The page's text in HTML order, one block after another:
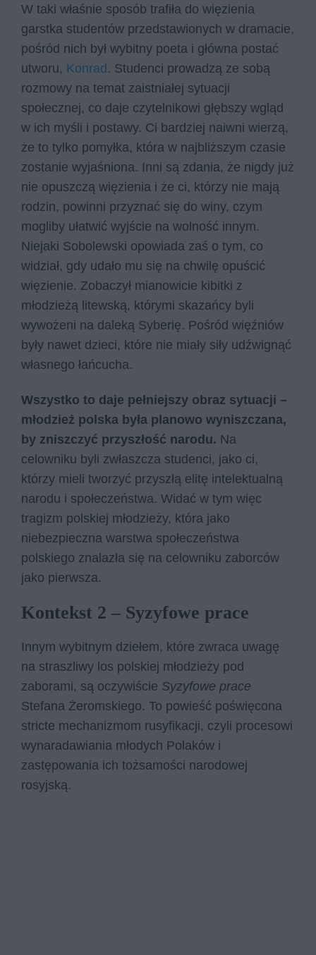
W taki właśnie sposób trafiła do więzienia
garstka studentów przedstawionych w dramacie,
pośród nich był wybitny poeta i główna postać
utworu, Konrad . Studenci prowadzą ze sobą
rozmowy na temat zaistniałej sytuacji
społecznej, co daje czytelnikowi głębszy wgląd
w ich myśli i postawy. Ci bardziej naiwni wierzą,
że to tylko pomyłka, która w najbliższym czasie
zostanie wyjaśniona. Inni są zdania, że nigdy już
nie opuszczą więzienia i że ci, którzy nie mają
rodzin, powinni przyznać się do winy, czym
mogliby ułatwić wyjście na wolność innym.
Niejaki Sobolewski opowiada zaś o tym, co
widział, gdy udało mu się na chwilę opuścić
więzienie. Zobaczył mianowicie kibitki z
młodzieżą litewską, którymi skazańcy byli
wywożeni na daleką Syberię. Pośród więźniów
były nawet dzieci, które nie miały siły udźwignąć
własnego łańcucha.
Wszystko to daje pełniejszy obraz sytuacji –
młodzież polska była planowo wyniszczana,
by zniszczyć przyszłość narodu. Na
celowniku byli zwłaszcza studenci, jako ci,
którzy mieli tworzyć przyszłą elitę intelektualną
narodu i społeczeństwa. Widać w tym więc
tragizm polskiej młodzieży, która jako
niebezpieczna warstwa społeczeństwa
polskiego znalazła się na celowniku zaborców
jako pierwsza.
Kontekst 2 – Syzyfowe prace
Innym wybitnym dziełem, które zwraca uwagę
na straszliwy los polskiej młodzieży pod
zaborami, są oczywiście Syzyfowe prace
Stefana Żeromskiego. To powieść poświęcona
stricte mechanizmom rusyfikacji, czyli procesowi
wynaradawiania młodych Polaków i
zastępowania ich tożsamości narodowej
rosyjską.